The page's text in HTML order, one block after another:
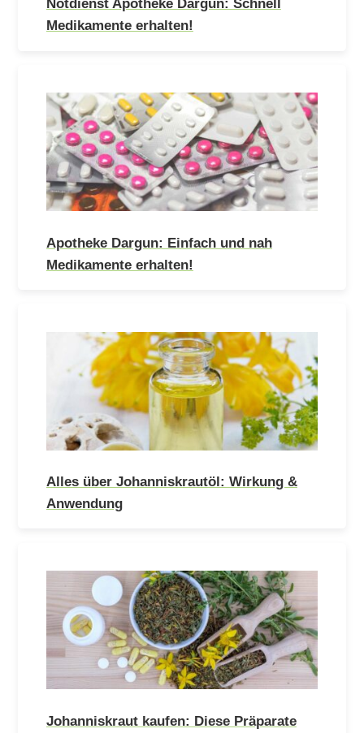
Notdienst Apotheke Dargun: Schnell
Medikamente erhalten!
Apotheke Dargun: Einfach und nah
Medikamente erhalten!
Alles über Johanniskrautöl: Wirkung &
Anwendung
Johanniskraut kaufen: Diese Präparate